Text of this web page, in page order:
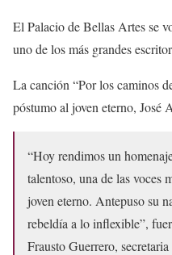
El Palacio de Bellas Artes se
uno de los más grandes
La canción “Por los caminos
póstumo al joven eterno, José
“Hoy rendimos un
talentoso, una de las voces
joven eterno. Antepuso su
rebeldía a lo inflexible”,
Frausto Guerrero,